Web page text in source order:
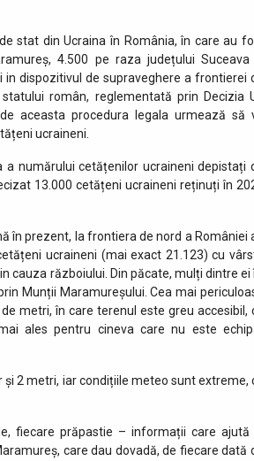
stat din Ucraina în România, în care au
4.500 pe raza județului Suceava
dispozitivul de supraveghere a frontierei
român, reglementată prin Decizia
aceasta procedura legala urmează să
ucraineni.
numărului cetățenilor ucraineni depistați
13.000 cetățeni ucraineni reținuți în
în prezent, la frontiera de nord a României
ucraineni (mai exact 21.123) cu
cauza războiului. Din păcate, mulți dintre ei
Munții Maramureșului. Cea mai
metri, în care terenul este greu accesibil,
ales pentru cineva care nu este
2 metri, iar condițiile meteo sunt extreme,
fiecare prăpastie – informații care ajută
care dau dovadă, de fiecare dată